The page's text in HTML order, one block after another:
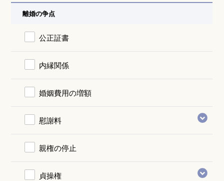
離婚の争点
公正証書
内縁関係
婚姻費用の増額
慰謝料
親権の停止
貞操権